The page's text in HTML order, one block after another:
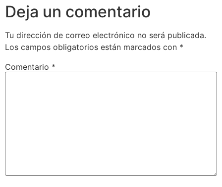
Deja un comentario
Tu dirección de correo electrónico no será publicada.
Los campos obligatorios están marcados con *
Comentario *